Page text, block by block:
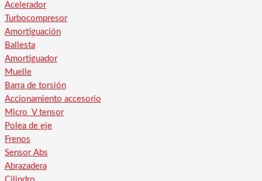
Acelerador
Turbocompresor
Amortiguación
Ballesta
Amortiguador
Muelle
Barra de torsión
Accionamiento accesorio
Micro_V tensor
Polea de eje
Frenos
Sensor Abs
Abrazadera